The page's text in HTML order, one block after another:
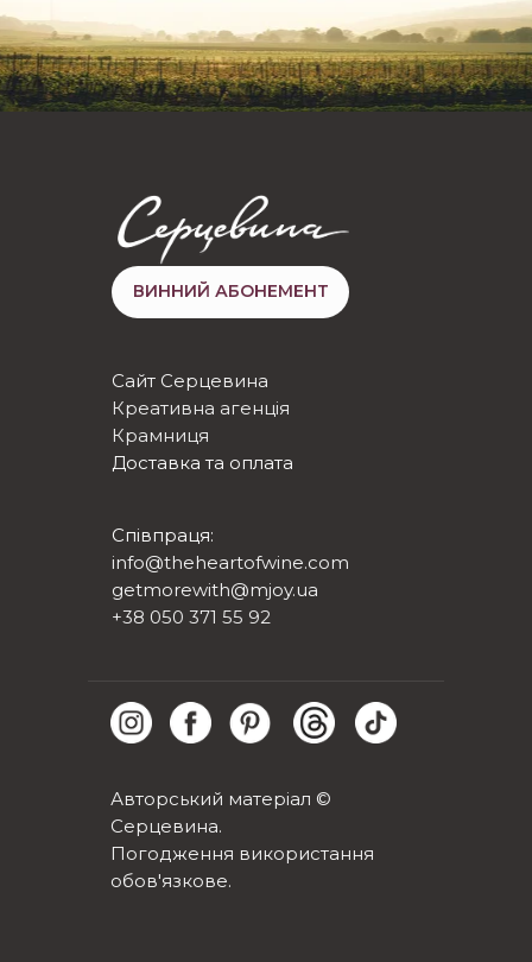
Сайт Серцевина
Креативна агенція
Крамниця
Доставка та оплата
Співпраця:
info@theheartofwine.com
getmorewith@mjoy.ua
+38 050 371 55 92
Авторський матеріал ©
Серцевина.
Погодження використання
обов'язкове.
ВИННИЙ АБОНЕМЕНТ